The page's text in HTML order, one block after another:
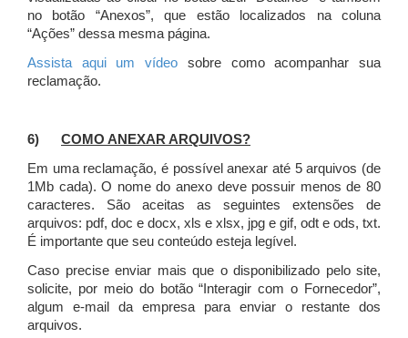
no botão “Anexos”, que estão localizados na coluna
“Ações” dessa mesma página.
Assista aqui um vídeo sobre como acompanhar sua
reclamação.
6) COMO ANEXAR ARQUIVOS?
Em uma reclamação, é possível anexar até 5 arquivos (de
1Mb cada). O nome do anexo deve possuir menos de 80
caracteres. São aceitas as seguintes extensões de
arquivos: pdf, doc e docx, xls e xlsx, jpg e gif, odt e ods, txt.
É importante que seu conteúdo esteja legível.
Caso precise enviar mais que o disponibilizado pelo site,
solicite, por meio do botão “Interagir com o Fornecedor”,
algum e-mail da empresa para enviar o restante dos
arquivos.